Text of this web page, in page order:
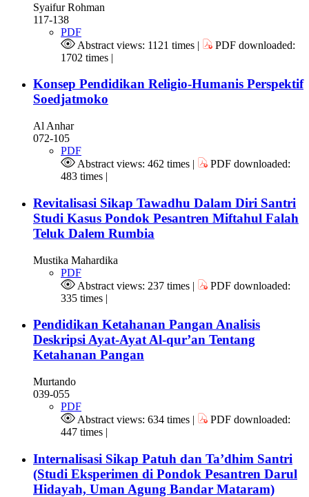
Syaifur Rohman
117-138
PDF
Abstract views: 1121 times |
PDF downloaded:
1702 times |
Konsep Pendidikan Religio-Humanis Perspektif
Soedjatmoko
Al Anhar
072-105
PDF
Abstract views: 462 times |
PDF downloaded:
483 times |
Revitalisasi Sikap Tawadhu Dalam Diri Santri
Studi Kasus Pondok Pesantren Miftahul Falah
Teluk Dalem Rumbia
Mustika Mahardika
PDF
Abstract views: 237 times |
PDF downloaded:
335 times |
Pendidikan Ketahanan Pangan Analisis
Deskripsi Ayat-Ayat Al-qur’an Tentang
Ketahanan Pangan
Murtando
039-055
PDF
Abstract views: 634 times |
PDF downloaded:
447 times |
Internalisasi Sikap Patuh dan Ta’dhim Santri
(Studi Eksperimen di Pondok Pesantren Darul
Hidayah, Uman Agung Bandar Mataram)